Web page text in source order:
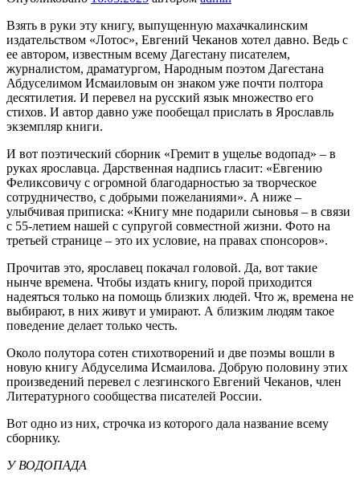
Взять в руки эту книгу, выпущенную махачкалинским
издательством «Лотос», Евгений Чеканов хотел давно. Ведь с
ее автором, известным всему Дагестану писателем,
журналистом, драматургом, Народным поэтом Дагестана
Абдуселимом Исмаиловым он знаком уже почти полтора
десятилетия. И перевел на русский язык множество его
стихов. И автор давно уже пообещал прислать в Ярославль
экземпляр книги.
И вот поэтический сборник «Гремит в ущелье водопад» – в
руках ярославца. Дарственная надпись гласит: «Евгению
Феликсовичу с огромной благодарностью за творческое
сотрудничество, с добрыми пожеланиями». А ниже –
улыбчивая приписка: «Книгу мне подарили сыновья – в связи
с 55-летием нашей с супругой совместной жизни. Фото на
третьей странице – это их условие, на правах спонсоров».
Прочитав это, ярославец покачал головой. Да, вот такие
нынче времена. Чтобы издать книгу, порой приходится
надеяться только на помощь близких людей. Что ж, времена не
выбирают, в них живут и умирают. А близким людям такое
поведение делает только честь.
Около полутора сотен стихотворений и две поэмы вошли в
новую книгу Абдуселима Исмаилова. Добрую половину этих
произведений перевел с лезгинского Евгений Чеканов, член
Литературного сообщества писателей России.
Вот одно из них, строчка из которого дала название всему
сборнику.
У ВОДОПАДА